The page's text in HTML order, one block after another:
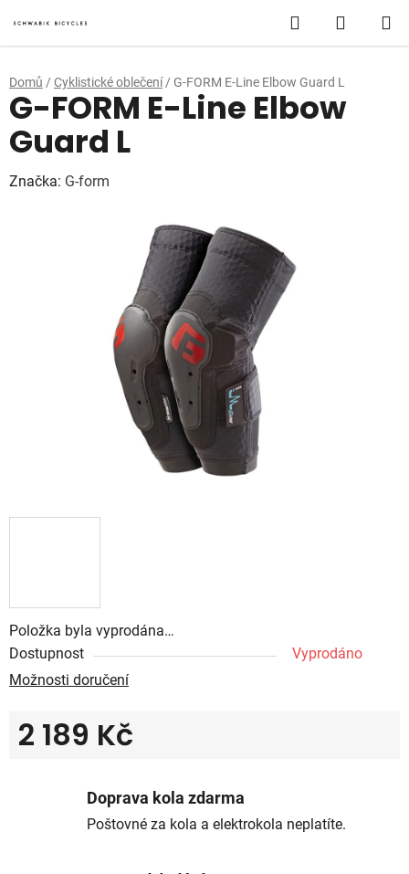
na
obsah
Hledat
KOŠÍK
Domů / Cyklistické oblečení / G-FORM E-Line Elbow Guard L
Položka byla vyprodána…
Dostupnost
Vyprodáno
Možnosti doručení
2 189 Kč
G-FORM E-Line Elbow
Guard L
Značka: G-form
Doprava kola zdarma
Poštovné za kola a elektrokola neplatíte.